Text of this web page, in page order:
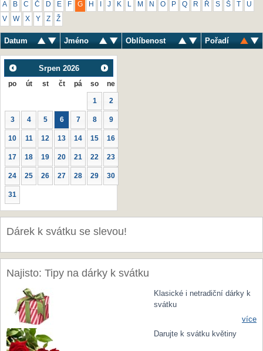
A B C Č D E F G H J K M N O P Q R Ř S Š U
V W X Y Z Ž
Datum Jméno Oblíbenost Pořadí
Srpen 2026
po út st čt pá so ne
1 2
3 4 5 6 7 8 9
10 11 12 13 14 15 16
17 18 19 20 21 22 23
24 25 26 27 28 29 30
31
Dárek k svátku se slevou!
Najisto: Tipy na dárky k svátku
Klasické i netradiční dárky k
svátku
více
Darujte k svátku květiny